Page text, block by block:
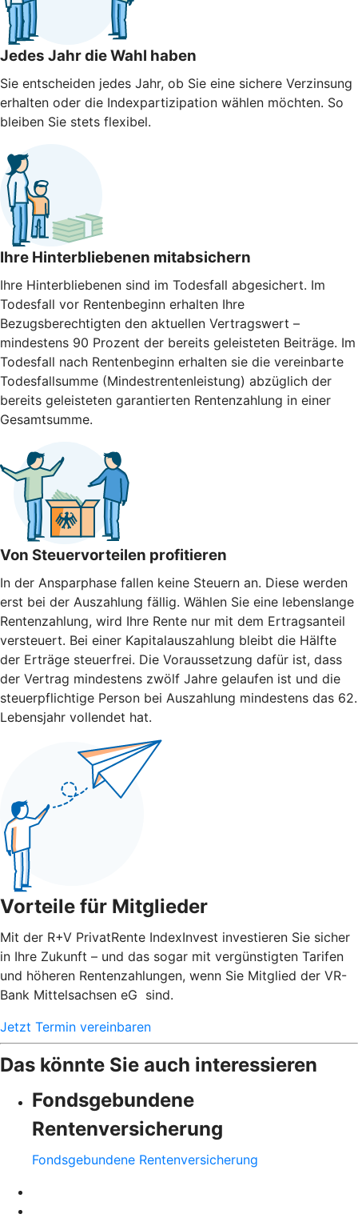
Jedes Jahr die Wahl haben
Sie entscheiden jedes Jahr, ob Sie eine sichere Verzinsung
erhalten oder die Indexpartizipation wählen möchten. So
bleiben Sie stets flexibel.
Ihre Hinterbliebenen mitabsichern
Ihre Hinterbliebenen sind im Todesfall abgesichert. Im
Todesfall vor Rentenbeginn erhalten Ihre
Bezugsberechtigten den aktuellen Vertragswert –
mindestens 90 Prozent der bereits geleisteten Beiträge. Im
Todesfall nach Rentenbeginn erhalten sie die vereinbarte
Todesfallsumme (Mindestrentenleistung) abzüglich der
bereits geleisteten garantierten Rentenzahlung in einer
Gesamtsumme.
Von Steuervorteilen profitieren
In der Ansparphase fallen keine Steuern an. Diese werden
erst bei der Auszahlung fällig. Wählen Sie eine lebenslange
Rentenzahlung, wird Ihre Rente nur mit dem Ertragsanteil
versteuert. Bei einer Kapitalauszahlung bleibt die Hälfte
der Erträge steuerfrei. Die Voraussetzung dafür ist, dass
der Vertrag mindestens zwölf Jahre gelaufen ist und die
steuerpflichtige Person bei Auszahlung mindestens das 62.
Lebensjahr vollendet hat.
Vorteile für Mitglieder
Mit der R+V PrivatRente IndexInvest investieren Sie sicher
in Ihre Zukunft – und das sogar mit vergünstigten Tarifen
und höheren Rentenzahlungen, wenn Sie Mitglied der VR-
Bank Mittelsachsen eG sind.
Jetzt Termin vereinbaren
Das könnte Sie auch interessieren
Fondsgebundene
Rentenversicherung
Fondsgebundene Rentenversicherung